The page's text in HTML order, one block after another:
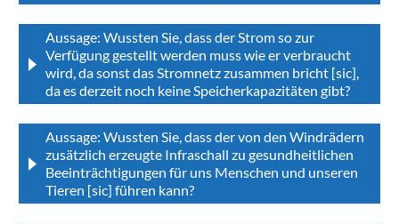
Aussage: Wussten Sie, dass der Strom so zur
Verfügung gestellt werden muss wie er verbraucht
wird, da sonst das Stromnetz zusammen bricht [sic],
da es derzeit noch keine Speicherkapazitäten gibt?
Aussage: Wussten Sie, dass der von den Windrädern
zusätzlich erzeugte Infraschall zu gesundheitlichen
Beeinträchtigungen für uns Menschen und unseren
Tieren [sic] führen kann?